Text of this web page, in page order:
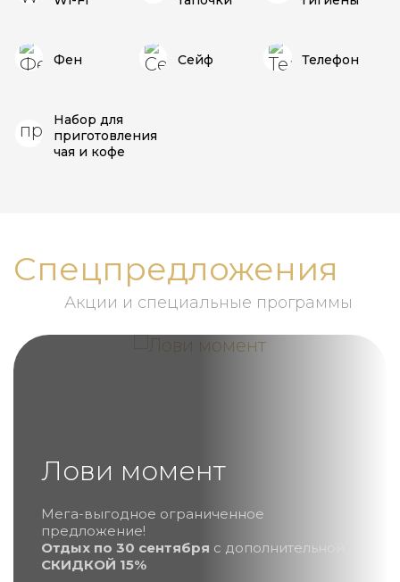
Фен Сейф Телефон
Набор для
приготовления
чая и кофе
Спецпредложения
Акции и специальные программы
Лови момент
Мега-выгодное ограниченное
предложение!
Отдых по 30 сентября с дополнительной
СКИДКОЙ 15%